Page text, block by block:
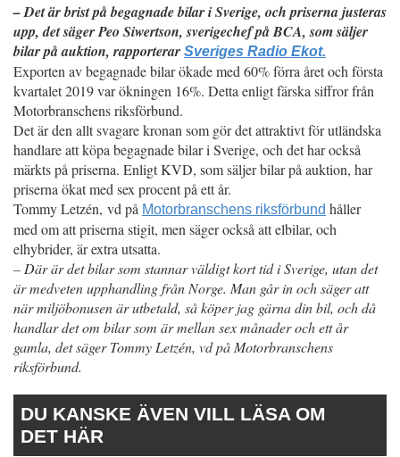
– Det är brist på begagnade bilar i Sverige, och priserna justeras
upp, det säger Peo Siwertson, sverigechef på BCA, som säljer
bilar på auktion, rapporterar Sveriges Radio Ekot.
Exporten av begagnade bilar ökade med 60% förra året och första
kvartalet 2019 var ökningen 16%. Detta enligt färska siffror från
Motorbranschens riksförbund.
Det är den allt svagare kronan som gör det attraktivt för utländska
handlare att köpa begagnade bilar i Sverige, och det har också
märkts på priserna. Enligt KVD, som säljer bilar på auktion, har
priserna ökat med sex procent på ett år.
Tommy Letzén, vd på Motorbranschens riksförbund håller
med om att priserna stigit, men säger också att elbilar, och
elhybrider, är extra utsatta.
– Där är det bilar som stannar väldigt kort tid i Sverige, utan det
är medveten upphandling från Norge. Man går in och säger att
när miljöbonusen är utbetald, så köper jag gärna din bil, och då
handlar det om bilar som är mellan sex månader och ett år
gamla, det säger Tommy Letzén, vd på Motorbranschens
riksförbund.
DU KANSKE ÄVEN VILL LÄSA OM
DET HÄR